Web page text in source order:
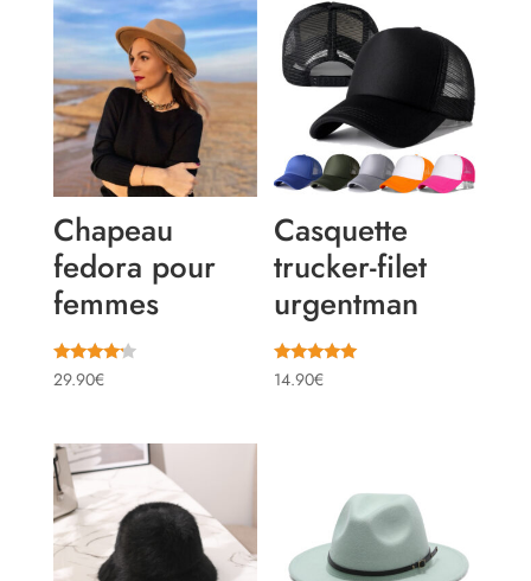
Chapeau
fedora pour
femmes
Note
4.00
29.90€
Casquette
trucker-filet
urgentman
Note
5.00
14.90€